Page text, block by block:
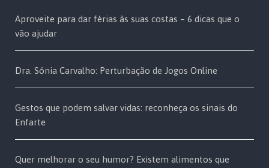
Aproveite para dar férias às suas costas – 6 dicas que o
vão ajudar
Dra. Sónia Carvalho: Perturbação de Jogos Online
Gestos que podem salvar vidas: reconheça os sinais do
Enfarte
Quer melhorar o seu humor? Existem alimentos que